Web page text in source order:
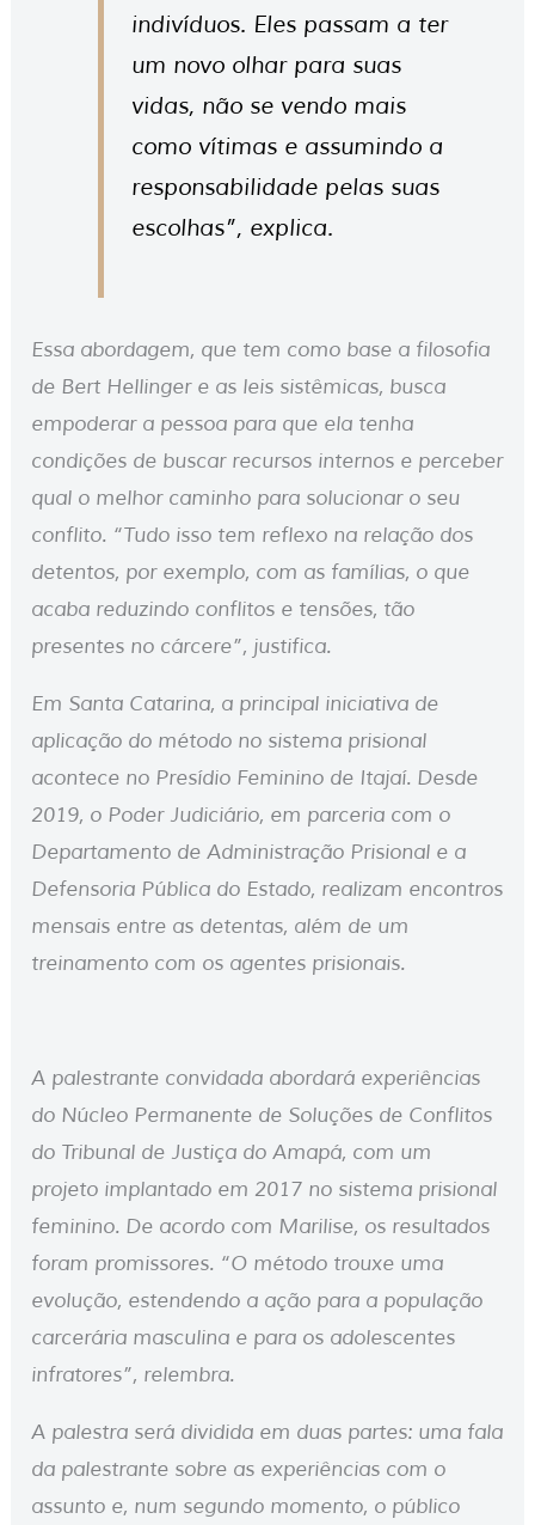
indivíduos. Eles passam a ter
um novo olhar para suas
vidas, não se vendo mais
como vítimas e assumindo a
responsabilidade pelas suas
escolhas”, explica.
Essa abordagem, que tem como base a filosofia
de Bert Hellinger e as leis sistêmicas, busca
empoderar a pessoa para que ela tenha
condições de buscar recursos internos e perceber
qual o melhor caminho para solucionar o seu
conflito. “Tudo isso tem reflexo na relação dos
detentos, por exemplo, com as famílias, o que
acaba reduzindo conflitos e tensões, tão
presentes no cárcere”, justifica.
Em Santa Catarina, a principal iniciativa de
aplicação do método no sistema prisional
acontece no Presídio Feminino de Itajaí. Desde
2019, o Poder Judiciário, em parceria com o
Departamento de Administração Prisional e a
Defensoria Pública do Estado, realizam encontros
mensais entre as detentas, além de um
treinamento com os agentes prisionais.
A palestrante convidada abordará experiências
do Núcleo Permanente de Soluções de Conflitos
do Tribunal de Justiça do Amapá, com um
projeto implantado em 2017 no sistema prisional
feminino. De acordo com Marilise, os resultados
foram promissores. “O método trouxe uma
evolução, estendendo a ação para a população
carcerária masculina e para os adolescentes
infratores”, relembra.
A palestra será dividida em duas partes: uma fala
da palestrante sobre as experiências com o
assunto e, num segundo momento, o público